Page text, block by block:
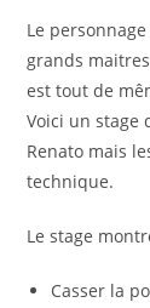
Le
grands
est tout de
Voici un stage
Renato mais
technique.
Le stage
Casser la